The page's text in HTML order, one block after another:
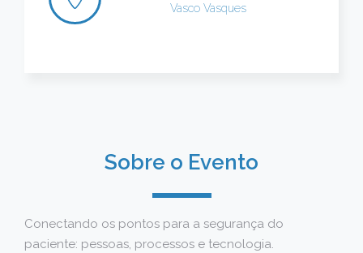
Vasco Vasques
Sobre o Evento
Conectando os pontos para a segurança do
paciente: pessoas, processos e tecnologia.